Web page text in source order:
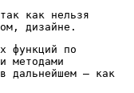
как нельзя
дизайне.
функций по
методами
дальнейшем – как